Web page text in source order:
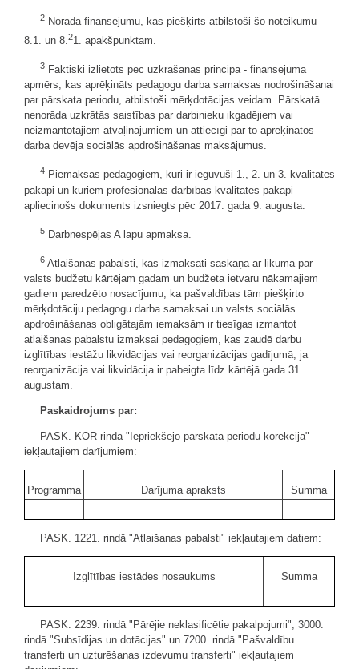
2 Norāda finansējumu, kas piešķirts atbilstoši šo noteikumu
8.1. un 8.21. apakšpunktam.
3 Faktiski izlietots pēc uzkrāšanas principa - finansējuma
apmērs, kas aprēķināts pedagogu darba samaksas nodrošināšanai
par pārskata periodu, atbilstoši mērķdotācijas veidam. Pārskatā
nenorāda uzkrātās saistības par darbinieku ikgadējiem vai
neizmantotajiem atvaļinājumiem un attiecīgi par to aprēķinātos
darba devēja sociālās apdrošināšanas maksājumus.
4 Piemaksas pedagogiem, kuri ir ieguvuši 1., 2. un 3. kvalitātes
pakāpi un kuriem profesionālās darbības kvalitātes pakāpi
apliecinošs dokuments izsniegts pēc 2017. gada 9. augusta.
5 Darbnespējas A lapu apmaksa.
6 Atlaišanas pabalsti, kas izmaksāti saskaņā ar likumā par
valsts budžetu kārtējam gadam un budžeta ietvaru nākamajiem
gadiem paredzēto nosacījumu, ka pašvaldības tām piešķirto
mērķdotāciju pedagogu darba samaksai un valsts sociālās
apdrošināšanas obligātajām iemaksām ir tiesīgas izmantot
atlaišanas pabalstu izmaksai pedagogiem, kas zaudē darbu
izglītības iestāžu likvidācijas vai reorganizācijas gadījumā, ja
reorganizācija vai likvidācija ir pabeigta līdz kārtējā gada 31.
augustam.
Paskaidrojums par:
PASK. KOR rindā "Iepriekšējo pārskata periodu korekcija"
iekļautajiem darījumiem:
Programma Darījuma apraksts Summa
PASK. 1221. rindā "Atlaišanas pabalsti" iekļautajiem datiem:
Izglītības iestādes nosaukums Summa
PASK. 2239. rindā "Pārējie neklasificētie pakalpojumi", 3000.
rindā "Subsīdijas un dotācijas" un 7200. rindā "Pašvaldību
transferti un uzturēšanas izdevumu transferti" iekļautajiem